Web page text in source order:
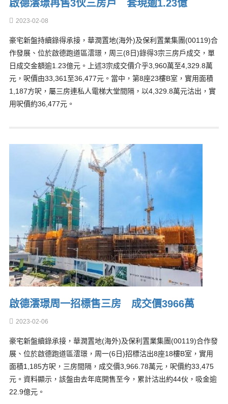
啟德澐璟再售3伙三房戶 套現逾1.23億
2023-02-08
豪宅新盤持續錄得承接，華潤置地(海外)及保利置業集團(00119)合
作發展、位於啟德跑道區澐璟，周三(8日)錄得3宗三房戶成交，單
日成交金額逾1.23億元。上述3宗成交價介乎3,960萬至4,329.8萬
元，呎價由33,361至36,477元。當中，第8座23樓B室，實用面積
1,187方呎，屬三房連私人電梯大堂間隔，以4,329.8萬元沽出，實
用呎價約36,477元。
啟德澐璟周一招標售三房 成交價3966萬
2023-02-06
豪宅新盤續錄承接，華潤置地(海外)及保利置業集團(00119)合作發
展、位於啟德跑道區澐璟，周一(6日)招標沽出8座18樓B室，實用
面積1,185方呎，三房間隔，成交價3,966.78萬元，呎價約33,475
元。資料顯示，該盤由去年底開售至今，累計沽出約44伙，吸金逾
22.9億元。